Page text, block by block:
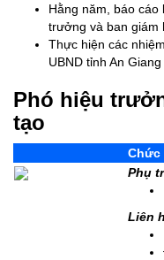
Hằng năm, báo cáo
trưởng và ban giám
Thực hiện các
UBND tỉnh An
Phó hiệu
tạo
Chức
Phụ
Liên